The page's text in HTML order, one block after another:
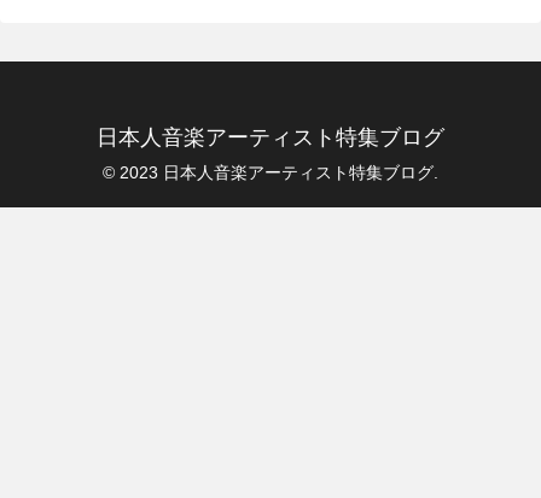
日本人音楽アーティスト特集ブログ
© 2023 日本人音楽アーティスト特集ブログ.